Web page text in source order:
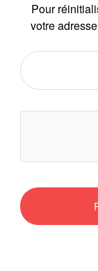
Pour
votre